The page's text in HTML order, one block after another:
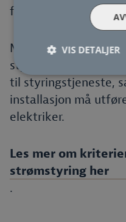
for hjem eller
Merk at støtten
styringsautomatikk
til styringstjeneste,
installasjon må
elektriker.
Les mer om
strømstyring her
.
VIS DETALJER